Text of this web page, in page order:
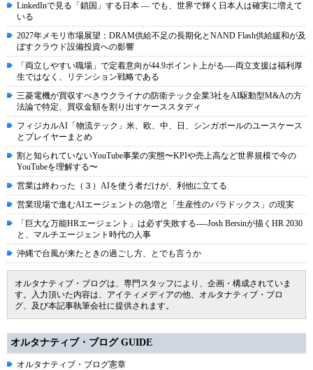
LinkedInで見る「鎖国」する日本 ― でも、世界で輝く日本人は確実に増えて
いる
2027年メモリ市場展望：DRAM供給不足の長期化とNAND Flash供給緩和が及
ぼすクラウド設備投資への影響
「両立しやすい職場」で定着意向が44.9ポイント上がる----両立支援は福利厚
生ではなく、リテンション戦略である
三菱電機が買収すべきウクライナの防衛テック企業3社をAI駆動型M&Aの方
法論で特定、買収金額を割り出すケーススタディ
フィジカルAI「物流テック」米、欧、中、日、シンガポールのユースケース
とプレイヤーまとめ
割と知られていないYouTube事業の実態〜KPIや売上高など世界規模で今の
YouTubeを理解する〜
営業は終わった（３）AIを使う者だけが、利他に立てる
営業現場で進むAIエージェントの急増と「生産性のパラドックス」の現実
「巨大な万能HRエージェント」は必ず失敗する----Josh Bersinが描くHR 2030
と、マルチエージェント時代の人事
沖縄で台風が来たときの過ごし方、とでも言うか
オルタナティブ・ブログは、専門スタッフにより、企画・構成されていま
す。入力頂いた内容は、アイティメディアの他、オルタナティブ・ブロ
グ、及び本記事執筆会社に提供されます。
オルタナティブ・ブログ GUIDE
オルタナティブ・ブログ憲章